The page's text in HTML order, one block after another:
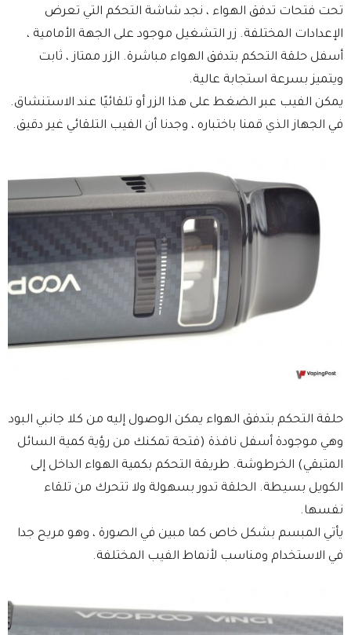
تحت فتحات تدفق الهواء ، نجد شاشة التحكم التي تعرض
الإعدادات المختلفة. زر التشغيل موجود على الجهة الأمامية ،
أسفل حلقة التحكم بتدفق الهواء مباشرة. الزر ممتاز ، ثابت
ويتميز بسرعة استجابة عالية.
يمكن الفيب عبر الضغط على هذا الزر أو تلقائيًا عند الاستنشاق.
في الجهاز الذي قمنا باختباره ، وجدنا أن الفيب التلقائي غير دقيق.
حلقة التحكم بتدفق الهواء يمكن الوصول إليه من كلا جانبي البود
وهي موجودة أسفل نافذة (فتحة تمكنك من رؤية كمية السائل
المتبقي) الخرطوشة. طريقة التحكم بكمية الهواء الداخل إلى
الكويل بسيطة. الحلقة تدور بسهولة ولا تتحرك من تلقاء
نفسها.
يأتي المبسم بشكل خاص كما مبين في الصورة ، وهو مريح جدا
في الاستخدام ومناسب لأنماط الفيب المختلفة.